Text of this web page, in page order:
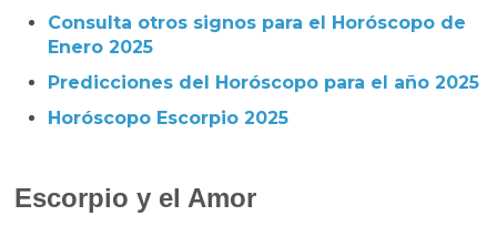
Consulta otros signos para el Horóscopo de
Enero 2025
Predicciones del Horóscopo para el año 2025
Horóscopo Escorpio 2025
Escorpio y el Amor